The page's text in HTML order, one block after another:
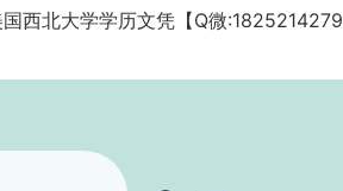
北大学学历文凭【Q微